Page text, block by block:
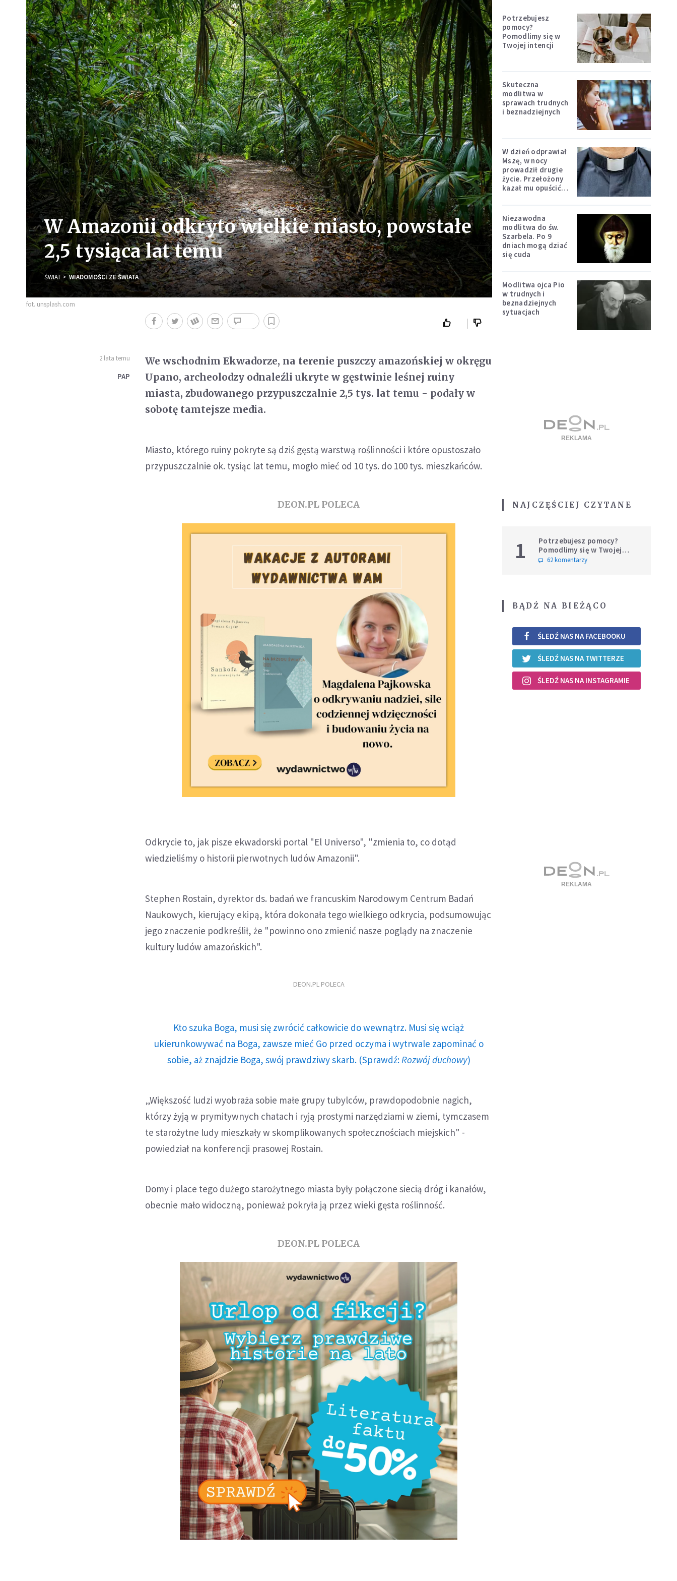
W Amazonii odkryto wielkie miasto, powstałe
2,5 tysiąca lat temu
ŚWIAT WIADOMOŚCI ZE ŚWIATA
fot. unsplash.com
2 lata temu
PAP
We wschodnim Ekwadorze, na terenie puszczy amazońskiej w okręgu
Upano, archeolodzy odnaleźli ukryte w gęstwinie leśnej ruiny
miasta, zbudowanego przypuszczalnie 2,5 tys. lat temu - podały w
sobotę tamtejsze media.
Miasto, którego ruiny pokryte są dziś gęstą warstwą roślinności i które opustoszało
przypuszczalnie ok. tysiąc lat temu, mogło mieć od 10 tys. do 100 tys. mieszkańców.
DEON.PL POLECA
Odkrycie to, jak pisze ekwadorski portal "El Universo", "zmienia to, co dotąd
wiedzieliśmy o historii pierwotnych ludów Amazonii".
Stephen Rostain, dyrektor ds. badań we francuskim Narodowym Centrum Badań
Naukowych, kierujący ekipą, która dokonała tego wielkiego odkrycia, podsumowując
jego znaczenie podkreślił, że "powinno ono zmienić nasze poglądy na znaczenie
kultury ludów amazońskich".
DEON.PL POLECA
Kto szuka Boga, musi się zwrócić całkowicie do wewnątrz. Musi się wciąż
ukierunkowywać na Boga, zawsze mieć Go przed oczyma i wytrwale zapominać o
sobie, aż znajdzie Boga, swój prawdziwy skarb. (Sprawdź: Rozwój duchowy)
„Większość ludzi wyobraża sobie małe grupy tubylców, prawdopodobnie nagich,
którzy żyją w prymitywnych chatach i ryją prostymi narzędziami w ziemi, tymczasem
te starożytne ludy mieszkały w skomplikowanych społecznościach miejskich" -
powiedział na konferencji prasowej Rostain.
Domy i place tego dużego starożytnego miasta były połączone siecią dróg i kanałów,
obecnie mało widoczną, ponieważ pokryła ją przez wieki gęsta roślinność.
DEON.PL POLECA
Potrzebujesz
pomocy?
Pomodlimy się w
Twojej intencji
Skuteczna
modlitwa w
sprawach trudnych
i beznadziejnych
W dzień odprawiał
Mszę, w nocy
prowadził drugie
życie. Przełożony
kazał mu opuścić
Niezawodna
modlitwa do św.
Szarbela. Po 9
dniach mogą dziać
się cuda
Modlitwa ojca Pio
w trudnych i
beznadziejnych
sytuacjach
NAJCZĘŚCIEJ CZYTANE
1
Potrzebujesz pomocy?
Pomodlimy się w Twojej
intencji
62 komentarzy
BĄDŹ NA BIEŻĄCO
ŚLEDŹ NAS NA FACEBOOKU
ŚLEDŹ NAS NA TWITTERZE
ŚLEDŹ NAS NA INSTAGRAMIE